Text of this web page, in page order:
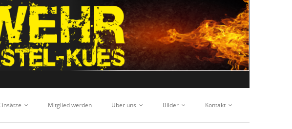
Mitglied werden Über uns Bilder Kontakt